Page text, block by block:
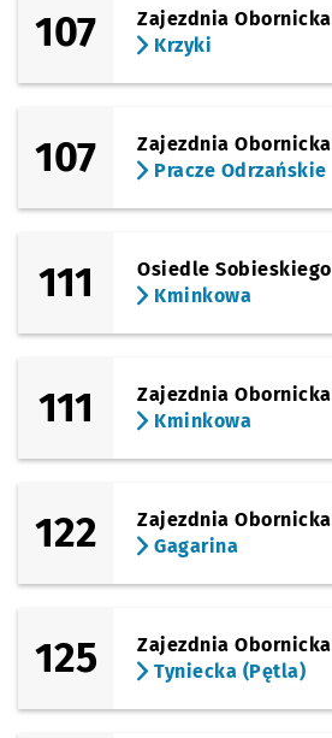
107
Zajezdnia Obornicka
Krzyki
107
Zajezdnia Obornicka
Pracze Odrzańskie
111
Osiedle Sobieskiego
Kminkowa
111
Zajezdnia Obornicka
Kminkowa
122
Zajezdnia Obornicka
Gagarina
125
Zajezdnia Obornicka
Tyniecka (Pętla)